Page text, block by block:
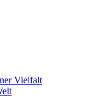
Vielfalt